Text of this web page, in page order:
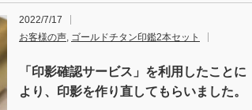
2022/7/17
お客様の声, ゴールドチタン印鑑2本セット
「印影確認サービス」を利用したことに
より、印影を作り直してもらいました。